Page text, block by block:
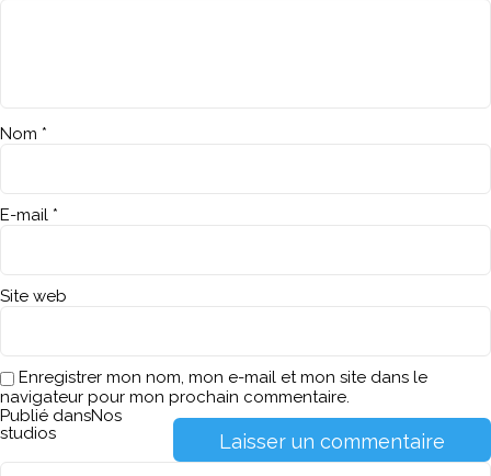
Nom *
E-mail *
Site web
Enregistrer mon nom, mon e-mail et mon site dans le
navigateur pour mon prochain commentaire.
Navigation
Publié dansNos
studios